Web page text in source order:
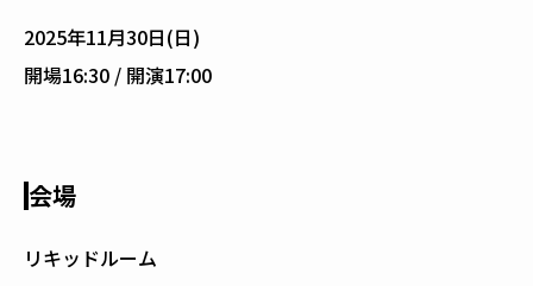
2025年11月30日(日)
開場16:30 / 開演17:00
会場
リキッドルーム